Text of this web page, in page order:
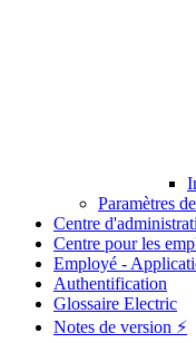
Paramètres
Centre
Centre pour les
Employé -
Authentification
Glossaire Electric
Notes de version ⚡️